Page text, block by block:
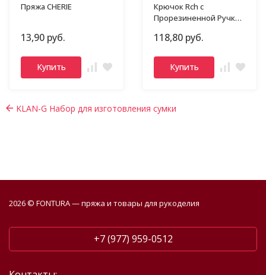
Пряжа CHERIE
13,90 руб.
Купить
Крючок Rch с
Прорезиненной Ручкой
118,80 руб.
Купить
KLAN-G Набор для изготовления сумки
2026 © FONTURA — пряжа и товары для рукоделия
+7 (977) 959-0512